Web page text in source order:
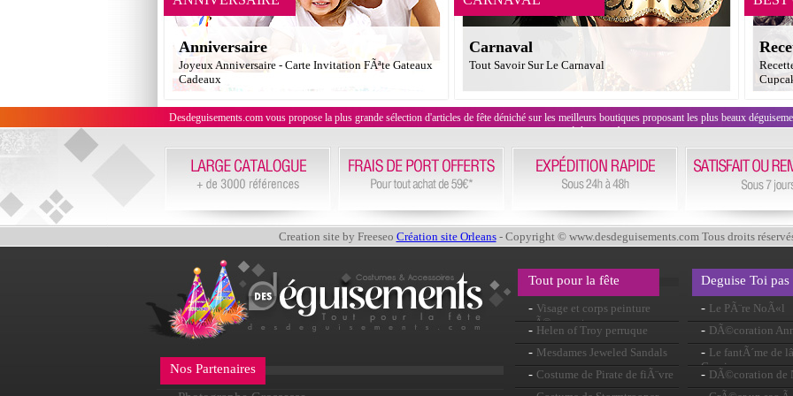
Anniversaire
Joyeux Anniversaire - Carte Invitation FÃªte Gateaux
Cadeaux
Carnaval
Tout Savoir Sur Le Carnaval
Desdeguisements.com vous propose la plus grande sélection d'articles de fête déniché sur les meilleurs boutiques proposant les plus beaux
évènement !
Creation site by Freeseo Création site Orleans- Copyright © www.desdeguisements.com Tous droits
Nos Partenaires
Tout pour la fête
- Visage et corps peinture
nÃ©on vert
- Helen of Troy perruque
- Mesdames Jeweled Sandals
- Costume de Pirate de fiÃ¨vre
Deguise Toi pas
- Le PÃ¨re NoÃ«l
- DÃ©coration
- Le fantÃ´me de
Garnier
- DÃ©coration de